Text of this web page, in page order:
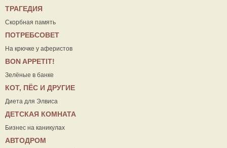
ТРАГЕДИЯ
Скорбная память
ПОТРЕБСОВЕТ
На крючке у аферистов
ВON APPETIT!
Зелёные в банке
КОТ, ПЁС И ДРУГИЕ
Диета для Элвиса
ДЕТСКАЯ КОМНАТА
Бизнес на каникулах
АВТОДРОМ